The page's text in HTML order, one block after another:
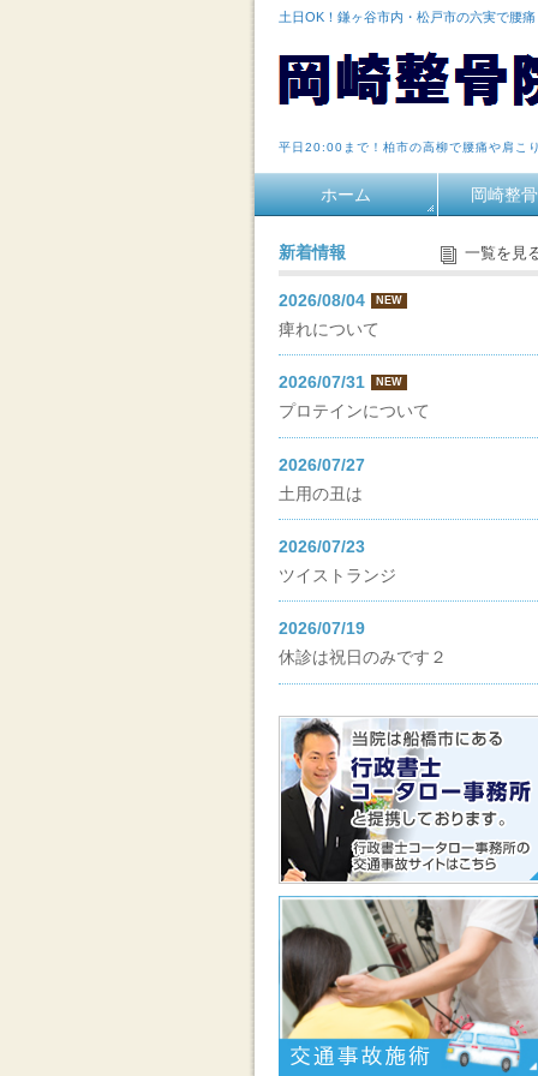
土日OK！鎌ヶ谷市内・松戸市の六実で腰
平日20:00まで！柏市の高柳で腰痛や肩こ
ホーム 岡崎整
新着情報 一覧を見
2026/08/04 NEW
痺れについて
2026/07/31 NEW
プロテインについて
2026/07/27
土用の丑は
2026/07/23
ツイストランジ
2026/07/19
休診は祝日のみです２